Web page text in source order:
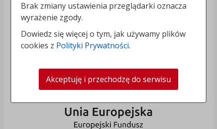
Brak zmiany ustawienia przeglądarki oznacza
wyrażenie zgody.
Dowiedz się więcej o tym, jak używamy plików
cookies z Polityki Prywatności.
Akceptuję i przechodzę do serwisu